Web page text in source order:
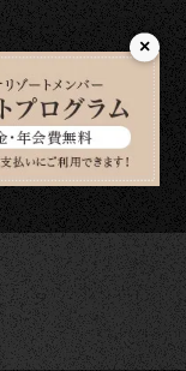
90
～17:00
×